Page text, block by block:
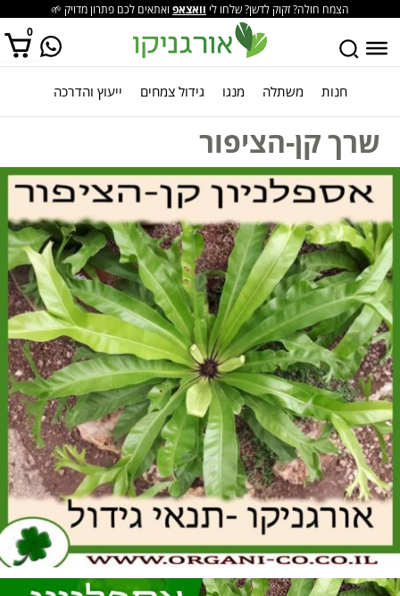
הצמח חולה? זקוק לדשן? שלחו לי וואצאפ ואתאים לכם פתרון מדויק 🌱
0
אין מוצרים בסל הקניות. חנות משתלה מנגו גידול צמחים ייעוץ והדרכה
שרך קן-הציפור